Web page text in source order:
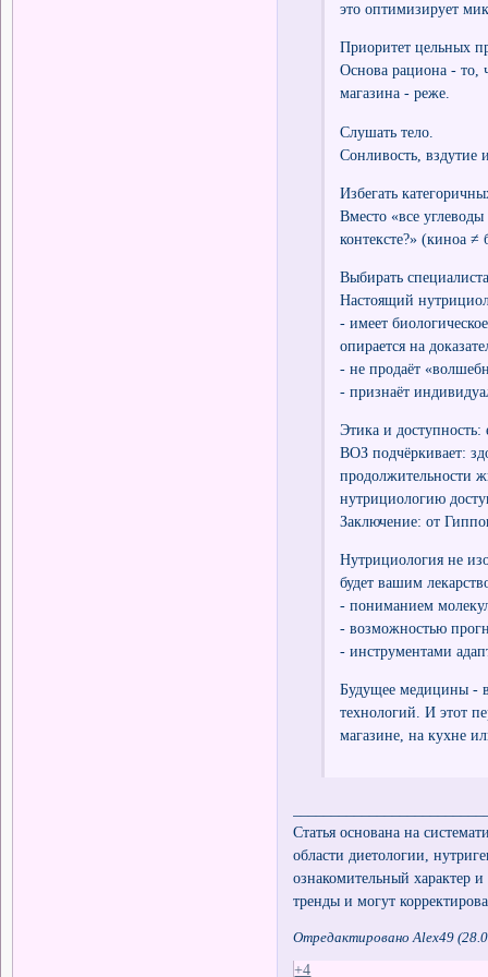
это оптимизирует
Приоритет цельных
Основа рациона - то,
магазина - реже.
Слушать тело.
Сонливость, вздутие
Избегать
Вместо «все
контексте?» (киноа ≠
Выбирать
Настоящий
- имеет
опирается на
- не продаёт
- признаёт
Этика и доступность:
ВОЗ подчёркивает:
продолжительности
нутрициологию
Заключение: от
Нутрициология не
будет вашим
- пониманием
- возможностью
- инструментами
Будущее медицины - в
технологий. И этот
магазине, на кухне
Статья основана на
области диетологии,
ознакомительный характер
тренды и могут
Отредактировано Alex49
+4